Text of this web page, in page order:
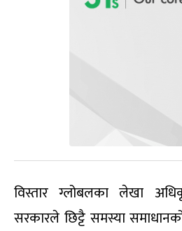
विस्तार ग्लोबलका लेखा
सरकारले छिट्टै समस्या